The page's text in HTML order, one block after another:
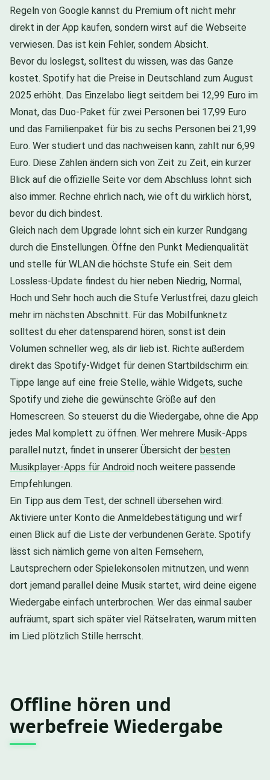
Regeln von Google kannst du Premium oft nicht mehr
direkt in der App kaufen, sondern wirst auf die Webseite
verwiesen. Das ist kein Fehler, sondern Absicht.
Bevor du loslegst, solltest du wissen, was das Ganze
kostet. Spotify hat die Preise in Deutschland zum August
2025 erhöht. Das Einzelabo liegt seitdem bei 12,99 Euro im
Monat, das Duo-Paket für zwei Personen bei 17,99 Euro
und das Familienpaket für bis zu sechs Personen bei 21,99
Euro. Wer studiert und das nachweisen kann, zahlt nur 6,99
Euro. Diese Zahlen ändern sich von Zeit zu Zeit, ein kurzer
Blick auf die offizielle Seite vor dem Abschluss lohnt sich
also immer. Rechne ehrlich nach, wie oft du wirklich hörst,
bevor du dich bindest.
Gleich nach dem Upgrade lohnt sich ein kurzer Rundgang
durch die Einstellungen. Öffne den Punkt Medienqualität
und stelle für WLAN die höchste Stufe ein. Seit dem
Lossless-Update findest du hier neben Niedrig, Normal,
Hoch und Sehr hoch auch die Stufe Verlustfrei, dazu gleich
mehr im nächsten Abschnitt. Für das Mobilfunknetz
solltest du eher datensparend hören, sonst ist dein
Volumen schneller weg, als dir lieb ist. Richte außerdem
direkt das Spotify-Widget für deinen Startbildschirm ein:
Tippe lange auf eine freie Stelle, wähle Widgets, suche
Spotify und ziehe die gewünschte Größe auf den
Homescreen. So steuerst du die Wiedergabe, ohne die App
jedes Mal komplett zu öffnen. Wer mehrere Musik-Apps
parallel nutzt, findet in unserer Übersicht der besten
Musikplayer-Apps für Android noch weitere passende
Empfehlungen.
Ein Tipp aus dem Test, der schnell übersehen wird:
Aktiviere unter Konto die Anmeldebestätigung und wirf
einen Blick auf die Liste der verbundenen Geräte. Spotify
lässt sich nämlich gerne von alten Fernsehern,
Lautsprechern oder Spielekonsolen mitnutzen, und wenn
dort jemand parallel deine Musik startet, wird deine eigene
Wiedergabe einfach unterbrochen. Wer das einmal sauber
aufräumt, spart sich später viel Rätselraten, warum mitten
im Lied plötzlich Stille herrscht.
Offline hören und
werbefreie Wiedergabe